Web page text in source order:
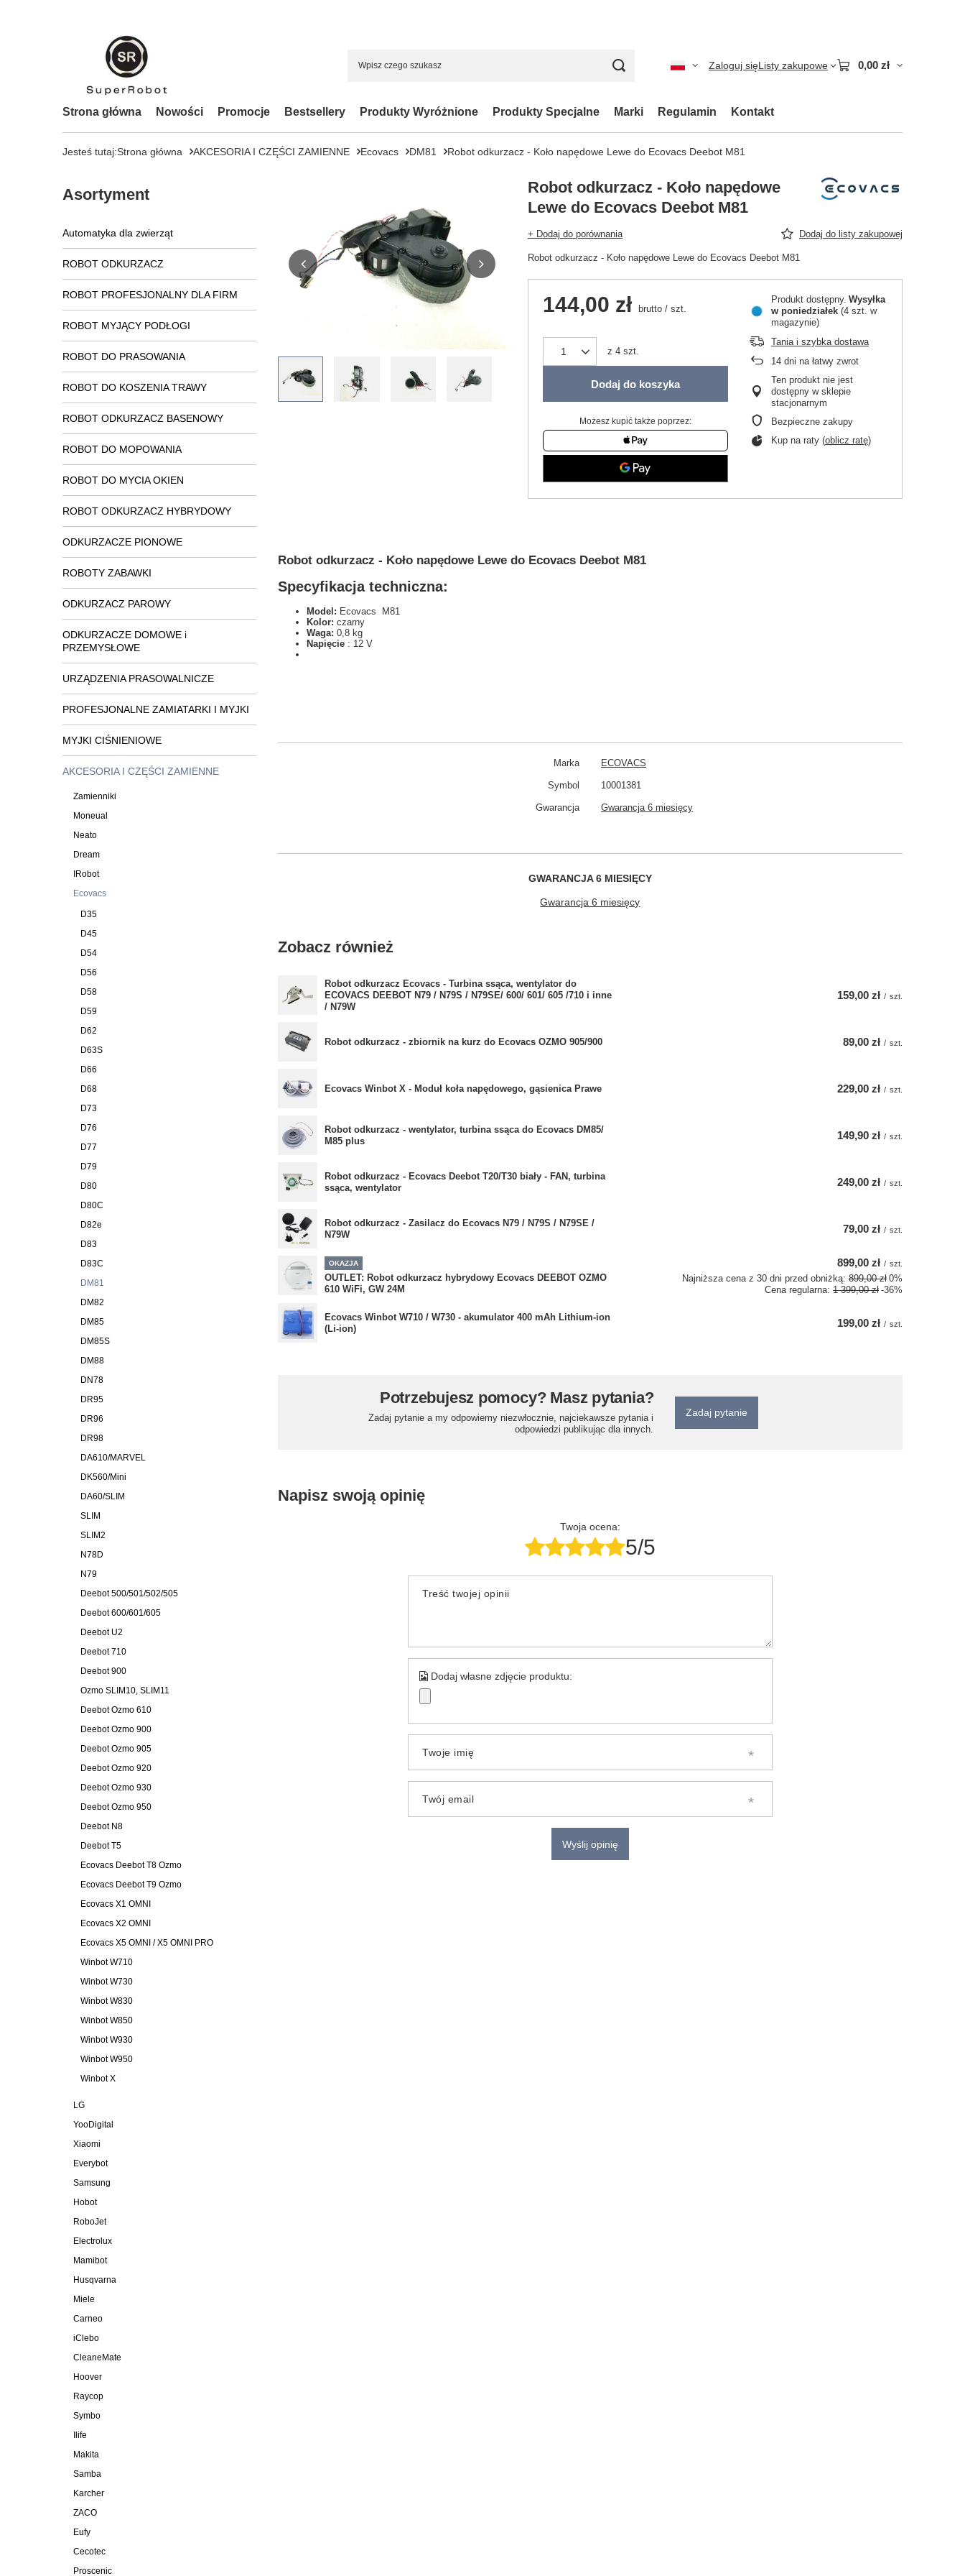
Zaloguj sięListy zakupowe 0,00 zł
Strona główna Nowości Promocje Bestsellery Produkty Wyróżnione Produkty Specjalne Marki Regulamin Kontakt
Jesteś tutaj:Strona główna AKCESORIA I CZĘŚCI ZAMIENNE Ecovacs DM81 Robot odkurzacz - Koło napędowe Lewe do Ecovacs Deebot M81
Asortyment
Automatyka dla zwierząt
ROBOT ODKURZACZ
ROBOT PROFESJONALNY DLA FIRM
ROBOT MYJĄCY PODŁOGI
ROBOT DO PRASOWANIA
ROBOT DO KOSZENIA TRAWY
ROBOT ODKURZACZ BASENOWY
ROBOT DO MOPOWANIA
ROBOT DO MYCIA OKIEN
ROBOT ODKURZACZ HYBRYDOWY
ODKURZACZE PIONOWE
ROBOTY ZABAWKI
ODKURZACZ PAROWY
ODKURZACZE DOMOWE i
PRZEMYSŁOWE
URZĄDZENIA PRASOWALNICZE
PROFESJONALNE ZAMIATARKI I MYJKI
MYJKI CIŚNIENIOWE
AKCESORIA I CZĘŚCI ZAMIENNE
Zamienniki
Moneual
Neato
Dream
IRobot
Ecovacs
D35
D45
D54
D56
D58
D59
D62
D63S
D66
D68
D73
D76
D77
D79
D80
D80C
D82e
D83
D83C
DM81
DM82
DM85
DM85S
DM88
DN78
DR95
DR96
DR98
DA610/MARVEL
DK560/Mini
DA60/SLIM
SLIM
SLIM2
N78D
N79
Deebot 500/501/502/505
Deebot 600/601/605
Deebot U2
Deebot 710
Deebot 900
Ozmo SLIM10, SLIM11
Deebot Ozmo 610
Deebot Ozmo 900
Deebot Ozmo 905
Deebot Ozmo 920
Deebot Ozmo 930
Deebot Ozmo 950
Deebot N8
Deebot T5
Ecovacs Deebot T8 Ozmo
Ecovacs Deebot T9 Ozmo
Ecovacs X1 OMNI
Ecovacs X2 OMNI
Ecovacs X5 OMNI / X5 OMNI PRO
Winbot W710
Winbot W730
Winbot W830
Winbot W850
Winbot W930
Winbot W950
Winbot X
LG
YooDigital
Xiaomi
Everybot
Samsung
Hobot
RoboJet
Electrolux
Mamibot
Husqvarna
Miele
Carneo
iClebo
CleaneMate
Hoover
Raycop
Symbo
Ilife
Makita
Samba
Karcher
ZACO
Eufy
Cecotec
Proscenic
Robot odkurzacz - Koło napędowe
Lewe do Ecovacs Deebot M81
+ Dodaj do porównania Dodaj do listy zakupowej
Robot odkurzacz - Koło napędowe Lewe do Ecovacs Deebot M81
144,00 zł brutto / szt.
z 4 szt.
Dodaj do koszyka
Możesz kupić także poprzez:
Produkt dostępny Wysyłka
w poniedziałek (4 szt. w
magazynie)
Tania i szybka dostawa
14 dni na łatwy zwrot
Ten produkt nie jest
dostępny w sklepie
stacjonarnym
Bezpieczne zakupy
Kup na raty (oblicz ratę)
Robot odkurzacz - Koło napędowe Lewe do Ecovacs Deebot M81
Specyfikacja techniczna:
Model: Ecovacs M81
Kolor: czarny
Waga: 0,8 kg
Napięcie : 12 V
Marka ECOVACS
Symbol 10001381
Gwarancja Gwarancja 6 miesięcy
GWARANCJA 6 MIESIĘCY
Gwarancja 6 miesięcy
Zobacz również
Robot odkurzacz Ecovacs - Turbina ssąca, wentylator do
ECOVACS DEEBOT N79 / N79S / N79SE/ 600/ 601/ 605 /710 i inne
/ N79W
159,00 zł / szt.
Robot odkurzacz - zbiornik na kurz do Ecovacs OZMO 905/900 89,00 zł / szt.
Ecovacs Winbot X - Moduł koła napędowego, gąsienica Prawe 229,00 zł / szt.
Robot odkurzacz - wentylator, turbina ssąca do Ecovacs DM85/
M85 plus
149,90 zł / szt.
Robot odkurzacz - Ecovacs Deebot T20/T30 biały - FAN, turbina
ssąca, wentylator
249,00 zł / szt.
Robot odkurzacz - Zasilacz do Ecovacs N79 / N79S / N79SE /
N79W
79,00 zł / szt.
OKAZJA
OUTLET: Robot odkurzacz hybrydowy Ecovacs DEEBOT OZMO
610 WiFi, GW 24M
899,00 zł / szt.
Najniższa cena z 30 dni przed obniżką: 899,00 zł 0%
Cena regularna: 1 399,00 zł -36%
Ecovacs Winbot W710 / W730 - akumulator 400 mAh Lithium-ion
(Li-ion)
199,00 zł / szt.
Potrzebujesz pomocy? Masz pytania?
Zadaj pytanie a my odpowiemy niezwłocznie, najciekawsze pytania i
odpowiedzi publikując dla innych.
Zadaj pytanie
Napisz swoją opinię
Twoja ocena:
5/5
Treść twojej opinii
Dodaj własne zdjęcie produktu:
Twoje imię
Twój email
Wyślij opinię